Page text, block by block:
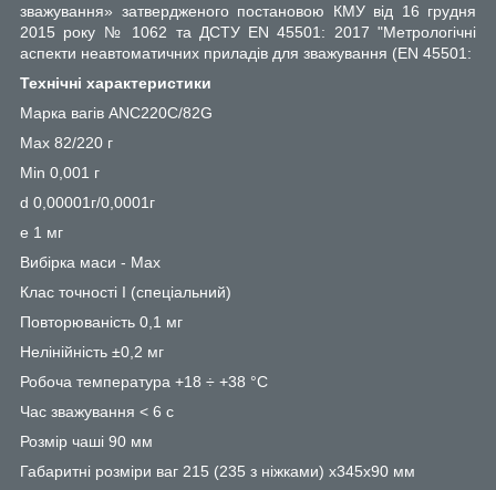
зважування» затвердженого постановою КМУ від 16 грудня
2015 року № 1062 та ДСТУ EN 45501: 2017 "Метрологічні
аспекти неавтоматичних приладів для зважування (EN 45501:
Технічні характеристики
Марка вагів ANC220C/82G
Max 82/220 г
Min 0,001 г
d 0,00001г/0,0001г
e 1 мг
Вибірка маси - Max
Клас точності І (спеціальний)
Повторюваність 0,1 мг
Нелінійність ±0,2 мг
Робоча температура +18 ÷ +38 °C
Час зважування < 6 с
Розмір чаші 90 мм
Габаритні розміри ваг 215 (235 з ніжками) x345x90 мм